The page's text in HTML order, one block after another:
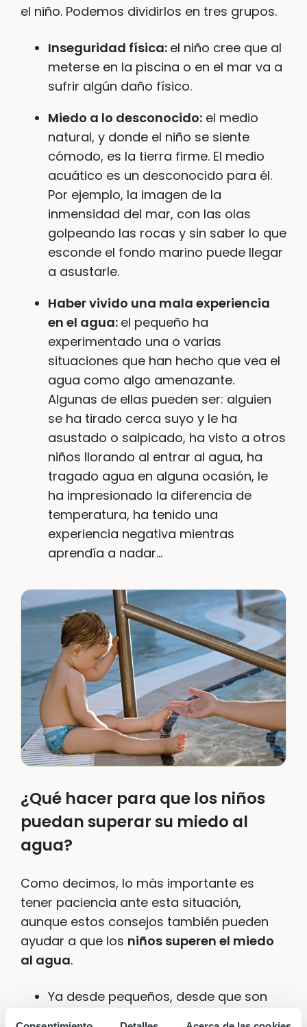
el niño. Podemos dividirlos en tres grupos.
Inseguridad física: el niño cree que al
meterse en la piscina o en el mar va a
sufrir algún daño físico.
Miedo a lo desconocido: el medio
natural, y donde el niño se siente
cómodo, es la tierra firme. El medio
acuático es un desconocido para él.
Por ejemplo, la imagen de la
inmensidad del mar, con las olas
golpeando las rocas y sin saber lo que
esconde el fondo marino puede llegar
a asustarle.
Haber vivido una mala experiencia
en el agua: el pequeño ha
experimentado una o varias
situaciones que han hecho que vea el
agua como algo amenazante.
Algunas de ellas pueden ser: alguien
se ha tirado cerca suyo y le ha
asustado o salpicado, ha visto a otros
niños llorando al entrar al agua, ha
tragado agua en alguna ocasión, le
ha impresionado la diferencia de
temperatura, ha tenido una
experiencia negativa mientras
aprendía a nadar…
¿Qué hacer para que los niños
puedan superar su miedo al
agua?
Como decimos, lo más importante es
tener paciencia ante esta situación,
aunque estos consejos también pueden
ayudar a que los niños superen el miedo
al agua.
Ya desde pequeños, desde que son